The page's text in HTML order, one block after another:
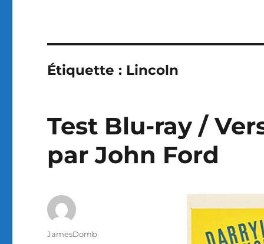
Étiquette : Lincoln
Test Blu-ray /
par John Ford
Auteur
JamesDomb